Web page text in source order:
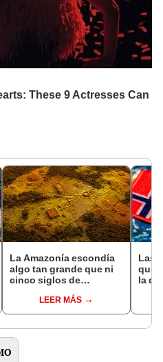
La Amazonía escondía
algo tan grande que ni
cinco siglos de
encontrarlo: el hallazgo
podría cambiar todo lo
pasado
LEER MÁS
Las
que
la de